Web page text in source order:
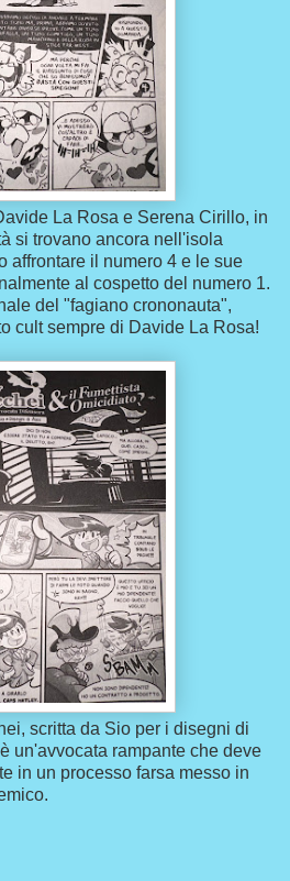
La Rosa e Serena Cirillo, in
si trovano ancora nell'isola
affrontare il numero 4 e le sue
al cospetto del numero 1.
del "fagiano crononauta",
cult sempre di Davide La Rosa!
scritta da Sio per i disegni di
un'avvocata rampante che deve
in un processo farsa messo in